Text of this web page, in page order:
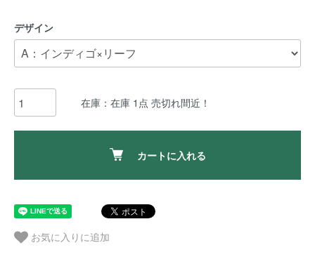
デザイン
在庫：在庫 1点 売切れ間近！
カートに入れる
お気に入りに追加